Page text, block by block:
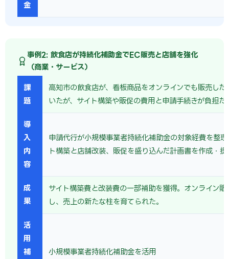
金
事例2: 飲食店が持続化補助金でEC販売と店舗を強化
（商業・サービス）
課
題
高知市の飲食店が、看板商品をオンラインでも販売した
いたが、サイト構築や販促の費用と申請手続きが負担だ
導
入
内
容
申請代行が小規模事業者持続化補助金の対象経費を整
ト構築と店舗改装、販促を盛り込んだ計画書を作成・提
成
果
サイト構築費と改装費の一部補助を獲得。オンライン販
し、売上の新たな柱を育てられた。
活
用
補
小規模事業者持続化補助金を活用